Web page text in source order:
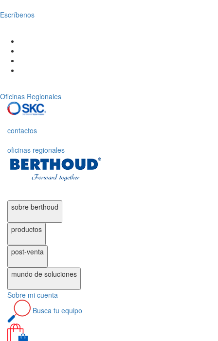
Escríbenos
Oficinas Regionales
contactos
oficinas regionales
sobre berthoud
productos
post-venta
mundo de soluciones
Sobre mi cuenta
Busca tu equipo